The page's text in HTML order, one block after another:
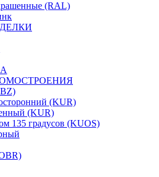
(RAL)
(KUR)
(KUR)
135 градусов (KUOS)